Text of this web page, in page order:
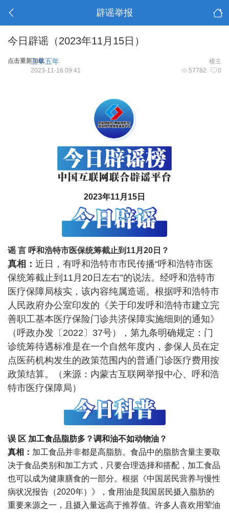
辟谣举报
今日辟谣（2023年11月15日）
点击重新加载 楼主
三年五年
57782 0
2023-11-16 09:41
2023年11月15日
谣言 呼和浩特市医保统筹截止到11月20日？
真相： 近日，有呼和浩特市市民传播“呼和浩特市医
保统筹截止到11月20日左右”的说法。经呼和浩特市
医疗保障局核实，该内容纯属造谣。根据呼和浩特市
人民政府办公室印发的《关于印发呼和浩特市建立完
善职工基本医疗保险门诊共济保障实施细则的通知》
（呼政办发〔2022〕37号），第九条明确规定：门
诊统筹待遇标准是在一个自然年度内，参保人员在定
点医药机构发生的政策范围内的普通门诊医疗费用按
政策结算。（来源：内蒙古互联网举报中心、呼和浩
特市医疗保障局）
误 区 加工食品脂肪多？调和油不如动物油？
真相： 加工食品并非都是高脂肪。食品中的脂肪含量主要取
决于食品类别和加工方式，只要合理选择和搭配，加工食品
也可以成为健康膳食的一部分。根据《中国居民营养与慢性
病状况报告（2020年）》，食用油是我国居民摄入脂肪的
重要来源之一，且摄入量远高于推荐值。许多人喜欢用荤油